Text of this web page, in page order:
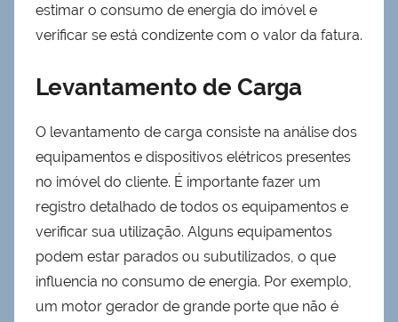
estimar o consumo de energia do imóvel e
verificar se está condizente com o valor da fatura.
Levantamento de Carga
O levantamento de carga consiste na análise dos
equipamentos e dispositivos elétricos presentes
no imóvel do cliente. É importante fazer um
registro detalhado de todos os equipamentos e
verificar sua utilização. Alguns equipamentos
podem estar parados ou subutilizados, o que
influencia no consumo de energia. Por exemplo,
um motor gerador de grande porte que não é